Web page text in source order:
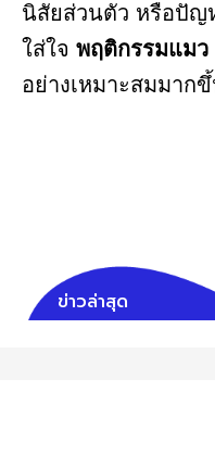
นิสัยส่วนตัว หรือปัญ
ใส่ใจ พฤติกรรมแมว
อย่างเหมาะสมมาก
ข่าวล่าสุด